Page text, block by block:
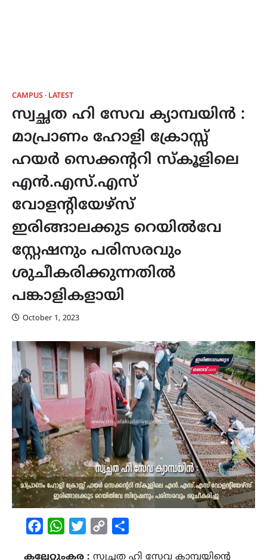
CAMPUS LATEST
സ്വച്ഛത ഹി സേവ ക്യാമ്പയിൻ :
മാപ്രാണം ഹോളി ക്രോസ്സ്
ഹയർ സെക്കന്ററി സ്കൂളിലെ
എൻ.എസ്.എസ്
വോളന്റിയേഴ്‌സ്
ഇരിങ്ങാലക്കുട റെയിൽവേ
സ്റ്റേഷനും പരിസരവും
ശുചീകരിക്കുന്നതിൽ
പങ്കാളികളായി
October 1, 2023
FacebookWhatsAppTwitterCopy
കല്ലേറ്റുംകര : സ്വച്ഛത ഹി സേവ കാമ്പയിന്‍റെ